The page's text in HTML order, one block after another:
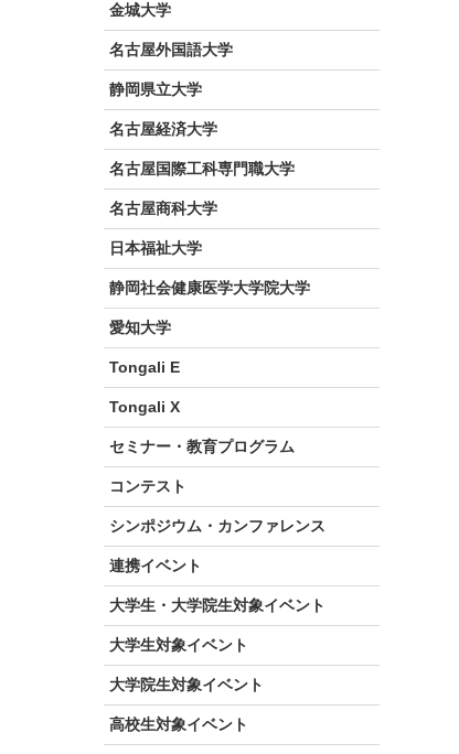
金城大学
名古屋外国語大学
静岡県立大学
名古屋経済大学
名古屋国際工科専門職大学
名古屋商科大学
日本福祉大学
静岡社会健康医学大学院大学
愛知大学
Tongali E
Tongali X
セミナー・教育プログラム
コンテスト
シンポジウム・カンファレンス
連携イベント
大学生・大学院生対象イベント
大学生対象イベント
大学院生対象イベント
高校生対象イベント